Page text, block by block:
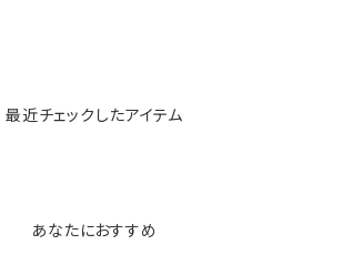
最近チェックしたアイテム
あなたにおすすめ